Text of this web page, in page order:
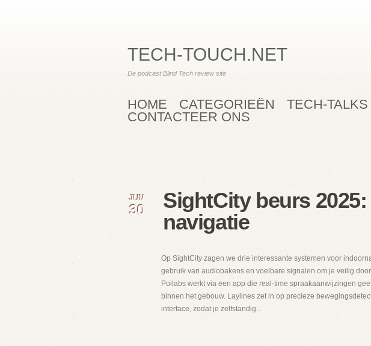
TECH-TOUCH.NET
De podcast Blind Tech review site
HOME CATEGORIEËN TECH-TALKS
CONTACTEER ONS
SightCity beurs
navigatie
JUN
30
Op SightCity zagen we drie interessante systemen voor
gebruik van audiobakens en voelbare signalen om je veilig
Poilabs werkt via een app die real-time spraakaanwijzingen
binnen het gebouw. Laylines zet in op precieze
interface, zodat je zelfstandig...